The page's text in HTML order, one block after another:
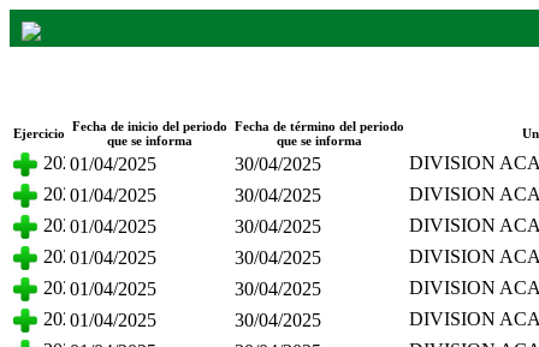
Ejercicio Fecha de inicio del periodo
que se informa
Fecha de término del periodo
que se informa
202501/04/2025 30/04/2025
DIVISION
CIENCIAS
202501/04/2025 30/04/2025
DIVISION
CIENCIAS
202501/04/2025 30/04/2025
DIVISION
CIENCIAS
202501/04/2025 30/04/2025
DIVISION
CIENCIAS
202501/04/2025 30/04/2025
DIVISION
CIENCIAS
202501/04/2025 30/04/2025
DIVISION
CIENCIAS